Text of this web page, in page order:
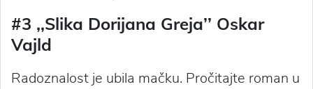
#3 ‚‚Slika Dorijana Greja’’ Oskar
Vajld
Radoznalost je ubila mačku. Pročitajte roman u